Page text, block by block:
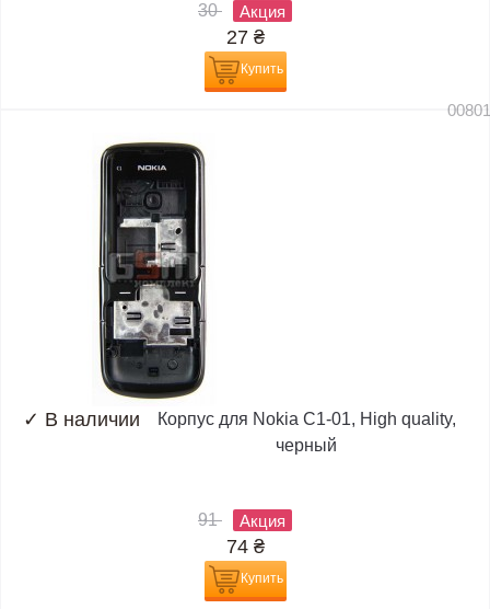
30
Акция
27 ₴
Купить
✓ В наличии
Корпус для Nokia C1-01, High quality,
черный
91 Акция
74 ₴
Купить